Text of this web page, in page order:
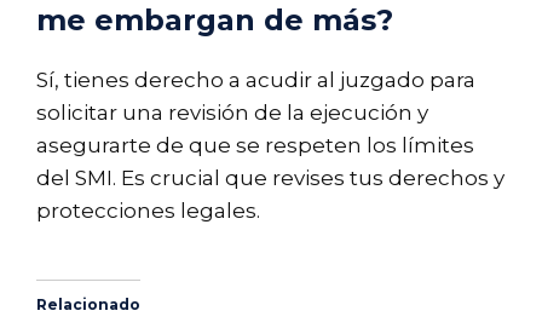
me embargan de más?
Sí, tienes derecho a acudir al juzgado para
solicitar una revisión de la ejecución y
asegurarte de que se respeten los límites
del SMI. Es crucial que revises tus derechos y
protecciones legales.
Relacionado